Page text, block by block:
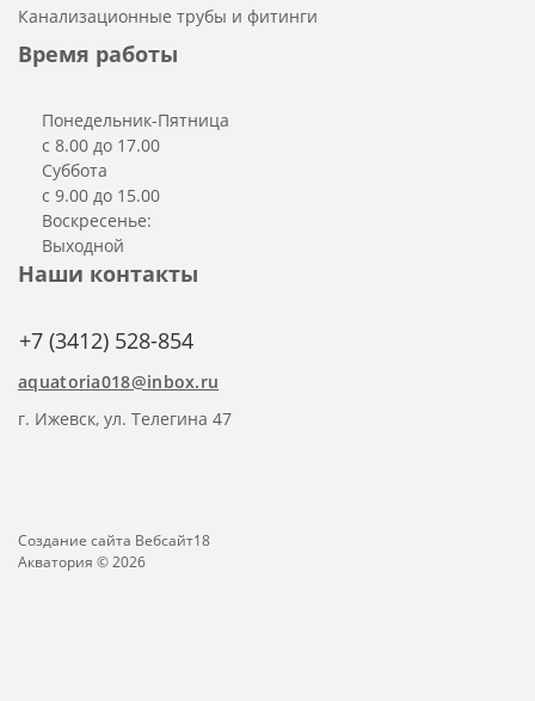
Канализационные трубы и фитинги
Время работы
Понедельник-Пятница
с 8.00 до 17.00
Суббота
с 9.00 до 15.00
Воскресенье:
Выходной
Наши контакты
+7 (3412) 528-854
aquatoria018@inbox.ru
г. Ижевск, ул. Телегина 47
Создание сайта Вебсайт18
Акватория © 2026